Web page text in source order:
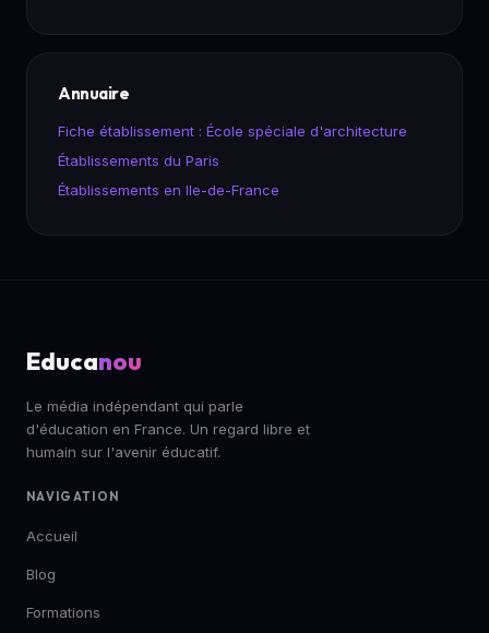
Annuaire
Fiche établissement : École spéciale d'architecture
Établissements du Paris
Établissements en Ile-de-France
Educanou
Le média indépendant qui parle
d'éducation en France. Un regard libre et
humain sur l'avenir éducatif.
NAVIGATION
Accueil
Blog
Formations